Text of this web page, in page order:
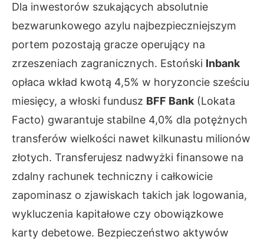
Dla inwestorów szukających absolutnie
bezwarunkowego azylu najbezpieczniejszym
portem pozostają gracze operujący na
zrzeszeniach zagranicznych. Estoński Inbank
opłaca wkład kwotą 4,5% w horyzoncie sześciu
miesięcy, a włoski fundusz BFF Bank(Lokata
Facto) gwarantuje stabilne 4,0% dla potężnych
transferów wielkości nawet kilkunastu milionów
złotych. Transferujesz nadwyżki finansowe na
zdalny rachunek techniczny i całkowicie
zapominasz o zjawiskach takich jak logowania,
wykluczenia kapitałowe czy obowiązkowe
karty debetowe. Bezpieczeństwo aktywów